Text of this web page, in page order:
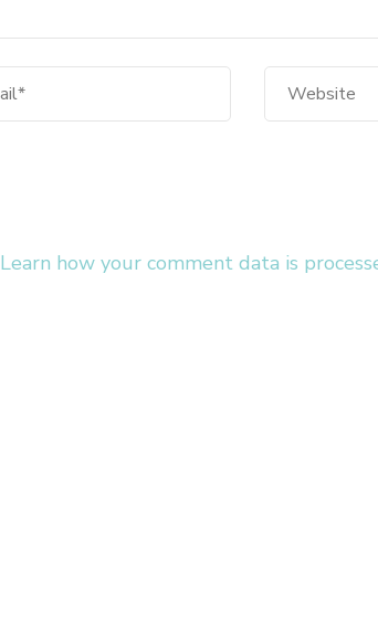
Learn how your comment data is